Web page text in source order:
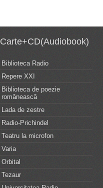
Carte+CD(Audiobook)
Biblioteca Radio
Repere XXI
Biblioteca de poezie
românească
Lada de zestre
Radio-Prichindel
Teatru la microfon
Varia
Orbital
Tezaur